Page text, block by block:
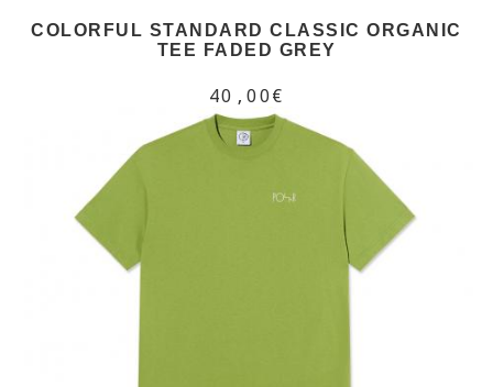
COLORFUL STANDARD CLASSIC ORGANIC
TEE FADED GREY
40,00€